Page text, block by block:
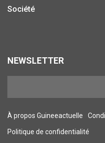
Société
NEWSLETTER
À propos Guineeactuelle
Politique de confidentialité